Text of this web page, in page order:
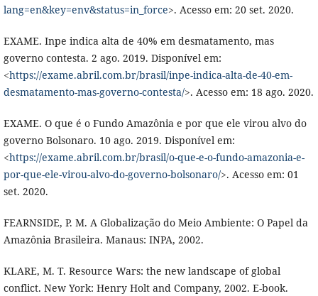
lang=en&key=env&status=in_force>. Acesso em: 20 set. 2020.
EXAME. Inpe indica alta de 40% em desmatamento, mas
governo contesta. 2 ago. 2019. Disponível em:
<https://exame.abril.com.br/brasil/inpe-indica-alta-de-40-em-
desmatamento-mas-governo-contesta/>. Acesso em: 18 ago. 2020.
EXAME. O que é o Fundo Amazônia e por que ele virou alvo do
governo Bolsonaro. 10 ago. 2019. Disponível em:
<https://exame.abril.com.br/brasil/o-que-e-o-fundo-amazonia-e-
por-que-ele-virou-alvo-do-governo-bolsonaro/>. Acesso em: 01
set. 2020.
FEARNSIDE, P. M. A Globalização do Meio Ambiente: O Papel da
Amazônia Brasileira. Manaus: INPA, 2002.
KLARE, M. T. Resource Wars: the new landscape of global
conflict. New York: Henry Holt and Company, 2002. E-book.